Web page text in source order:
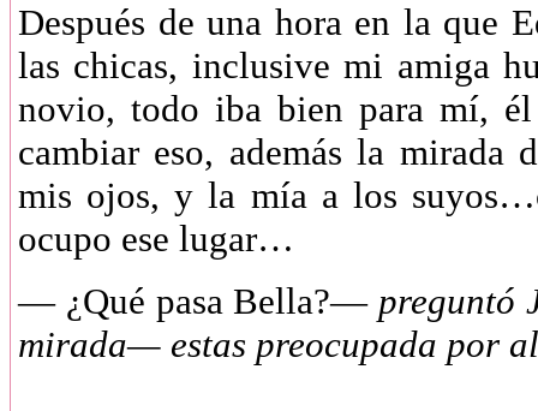
Después de una hora en la que
las chicas, inclusive mi amiga
novio, todo iba bien para mí,
cambiar eso, además la mirada
mis ojos, y la mía a los
ocupo ese lugar…
— ¿Qué pasa Bella?—preguntó
mirada— estas preocupada por